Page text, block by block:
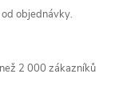
objednávky.
2 000 zákazníků